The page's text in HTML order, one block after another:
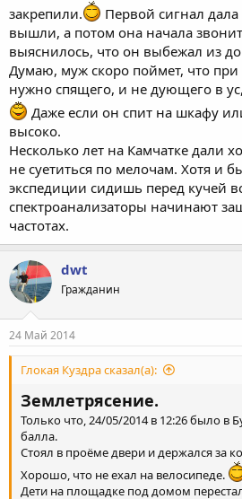
закрепили.
Первой сигнал
вышли, а потом она начала
выяснилось, что он выбежал из
Думаю, муж скоро поймет, что при
нужно спящего, и не дующего в
Даже если он спит на шкафу
высоко.
Несколько лет на Камчатке дали
не суетиться по мелочам. Хотя и
экспедиции сидишь перед кучей
спектроанализаторы начинают
частотах.
dwt
Гражданин
24 Май 2014
Глокая Куздра сказал(а):
Землетрясение.
Только что, 24/05/2014 в 12:26 было в
балла.
Стоял в проёме двери и держался за
Хорошо, что не ехал на велосипеде.
Дети на площадке под домом